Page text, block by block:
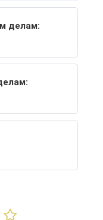
делам: